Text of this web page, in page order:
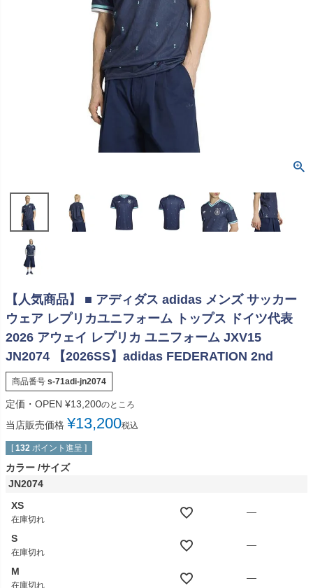
【人気商品】 ■ アディダス adidas メンズ サッカー
ウェア レプリカユニフォーム トップス ドイツ代表
2026 アウェイ レプリカ ユニフォーム JXV15
JN2074 【2026SS】adidas FEDERATION 2nd
商品番号 s-71adi-jn2074
定価・OPEN ¥13,200のところ
当店販売価格 ¥13,200税込
[ 132 ポイント進呈 ]
カラー サイズ
JN2074
XS
在庫切れ
—
S
在庫切れ
—
M
在庫切れ
—